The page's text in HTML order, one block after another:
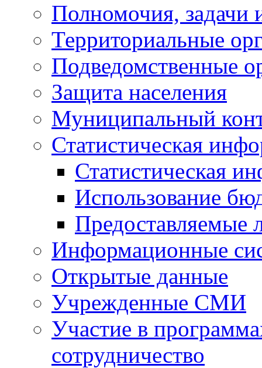
Полномочия, задачи
Территориальные
Подведомственные
Защита населения
Муниципальный
Статистическая
Статистическая
Использование
Предоставляемые
Информационные
Открытые данные
Учрежденные СМИ
Участие в
сотрудничество